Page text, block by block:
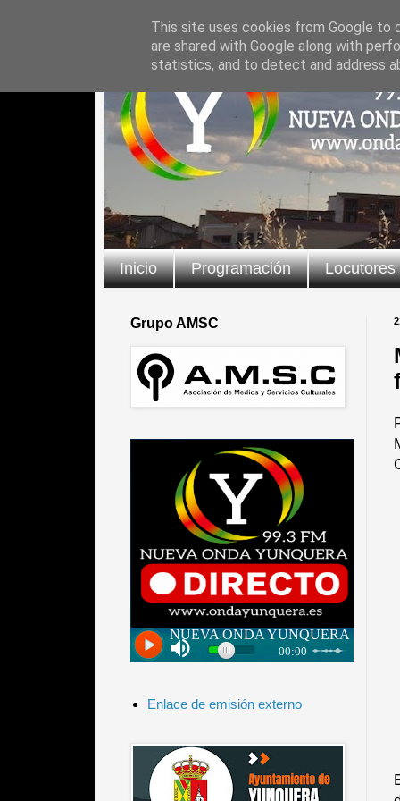
Inicio Programación Locutores
Grupo AMSC
Enlace de emisión externo
This site uses cookies from Google to
are shared with Google along with
statistics, and to detect and address